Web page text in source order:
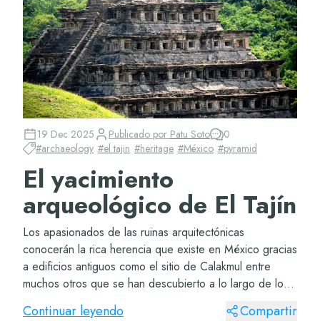
19 Dec 2025 Publicado por Patu Soto
0
#archaeology #el tajin #heritage #México #pyramid
El yacimiento
arqueológico de El Tajín
Los apasionados de las ruinas arquitectónicas
conocerán la rica herencia que existe en México gracias
a edificios antiguos como el sitio de Calakmul entre
muchos otros que se han descubierto a lo largo de los
siglos. Si aún quieres conocer más sobre...
Continuar leyendo Compartir